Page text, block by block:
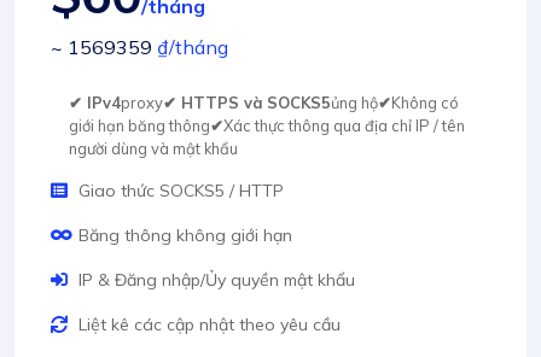
/tháng
~ 1569359 ₫/tháng
✔ IPv4proxy✔ HTTPS và SOCKS5ủng hộ✔Không có
giới hạn băng thông✔Xác thực thông qua địa chỉ IP / tên
người dùng và mật khẩu
Giao thức SOCKS5 / HTTP
Băng thông không giới hạn
IP & Đăng nhập/Ủy quyền mật khẩu
Liệt kê các cập nhật theo yêu cầu